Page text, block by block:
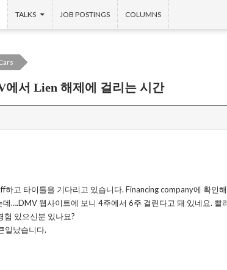
TALKS JOB POSTINGS COLUMNS
에서 Lien 해제에 걸리는 시간
하고 타이틀을 기다리고 있습니다. Financing company에 확인
데….DMV 웹사이트에 보니 4주에서 6주 걸린다고 돼 있네요. 빨
험 있으신분 있나요?
일났습니다.